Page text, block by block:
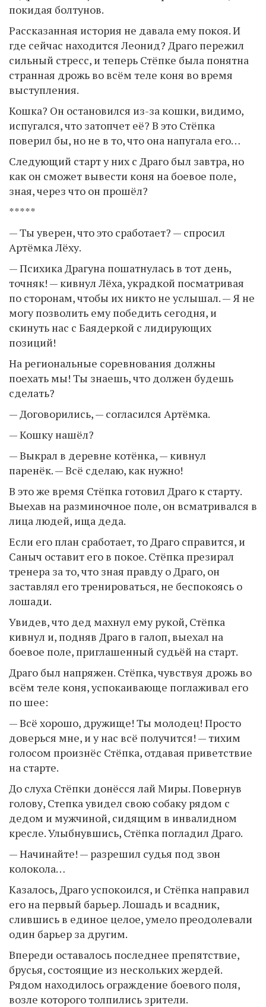
покидая болтунов.
Рассказанная история не давала ему покоя. И
где сейчас находится Леонид? Драго пережил
сильный стресс, и теперь Стёпке была понятна
странная дрожь во всём теле коня во время
выступления.
Кошка? Он остановился из-за кошки, видимо,
испугался, что затопчет её? В это Стёпка
поверил бы, но не в то, что она напугала его…
Следующий старт у них с Драго был завтра, но
как он сможет вывести коня на боевое поле,
зная, через что он прошёл?
*****
— Ты уверен, что это сработает? — спросил
Артёмка Лёху.
— Психика Драгуна пошатнулась в тот день,
точняк! — кивнул Лёха, украдкой посматривая
по сторонам, чтобы их никто не услышал. — Я не
могу позволить ему победить сегодня, и
скинуть нас с Баядеркой с лидирующих
позиций!
На региональные соревнования должны
поехать мы! Ты знаешь, что должен будешь
сделать?
— Договорились, — согласился Артёмка.
— Кошку нашёл?
— Выкрал в деревне котёнка, — кивнул
паренёк. — Всё сделаю, как нужно!
В это же время Стёпка готовил Драго к старту.
Выехав на разминочное поле, он всматривался в
лица людей, ища деда.
Если его план сработает, то Драго справится, и
Саныч оставит его в покое. Стёпка презирал
тренера за то, что зная правду о Драго, он
заставлял его тренироваться, не беспокоясь о
лошади.
Увидев, что дед махнул ему рукой, Стёпка
кивнул и, подняв Драго в галоп, выехал на
боевое поле, приглашенный судьёй на старт.
Драго был напряжен. Стёпка, чувствуя дрожь во
всём теле коня, успокаивающе поглаживал его
по шее:
— Всё хорошо, дружище! Ты молодец! Просто
доверься мне, и у нас всё получится! — тихим
голосом произнёс Стёпка, отдавая приветствие
на старте.
До слуха Стёпки донёсся лай Миры. Повернув
голову, Степка увидел свою собаку рядом с
дедом и мужчиной, сидящим в инвалидном
кресле. Улыбнувшись, Стёпка погладил Драго.
— Начинайте! — разрешил судья под звон
колокола…
Казалось, Драго успокоился, и Стёпка направил
его на первый барьер. Лошадь и всадник,
слившись в единое целое, умело преодолевали
один барьер за другим.
Впереди оставалось последнее препятствие,
брусья, состоящие из нескольких жердей.
Рядом находилось ограждение боевого поля,
возле которого толпились зрители.